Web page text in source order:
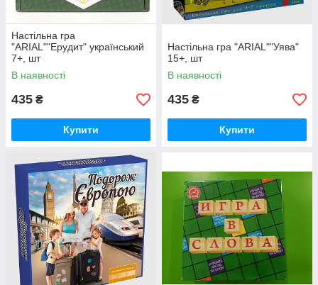
Настільна гра
"ARIAL""Ерудит" український
7+, шт
В наявності
435 ₴
Купити
Настільна гра "ARIAL""Уява"
15+, шт
В наявності
435 ₴
Купити